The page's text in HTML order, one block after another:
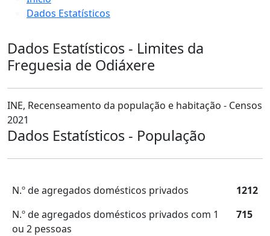
Dados Estatísticos
Dados Estatísticos - Limites da
Freguesia de Odiáxere
INE, Recenseamento da população e habitação - Censos
2021
Dados Estatísticos - População
N.º de agregados domésticos privados
1212
N.º de agregados domésticos privados com 1
ou 2 pessoas
715